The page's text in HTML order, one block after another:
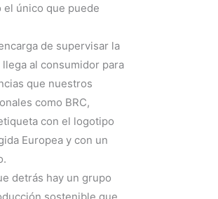
el único que puede
de supervisar la
al consumidor para
que nuestros
como BRC,
con el logotipo
Europea y con un
detrás hay un grupo
sostenible que